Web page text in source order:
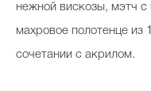
нежной вискозы, мэтч с
махровое полотенце из
сочетании с акрилом.